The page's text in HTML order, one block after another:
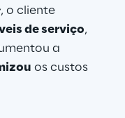
o cliente
de serviço,
a
os custos